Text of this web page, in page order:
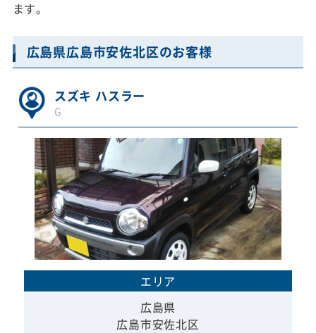
ます。
広島県広島市安佐北区のお客様
スズキ ハスラー
G
エリア
広島県
広島市安佐北区